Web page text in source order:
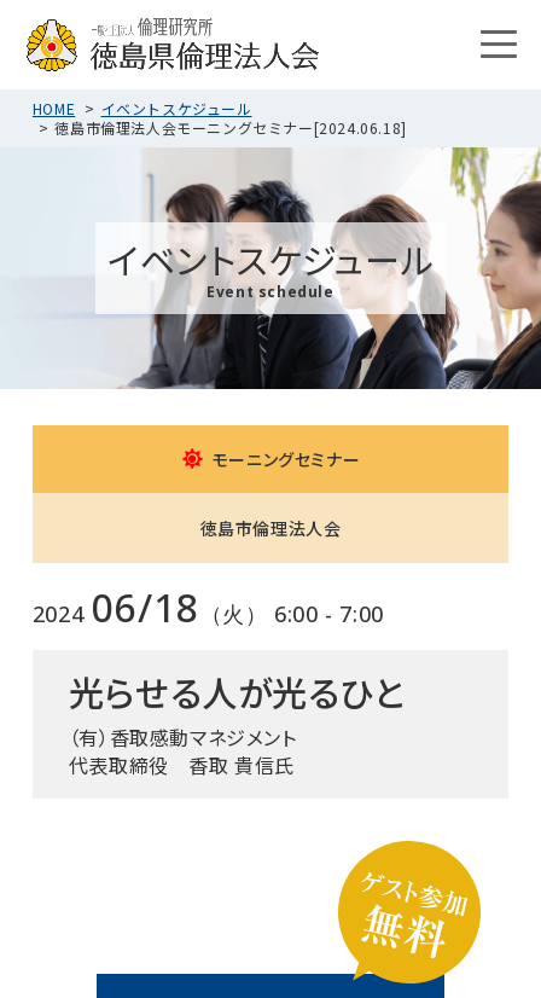
HOME
イベントスケジュール
徳島市倫理法人会モーニングセミナー[2024.06.18]
イベントスケジュール
Event schedule
モーニングセミナー
徳島市倫理法人会
2024 06/18 （火） 6:00 - 7:00
光らせる人が光るひと
（有）香取感動マネジメント
代表取締役 香取 貴信氏